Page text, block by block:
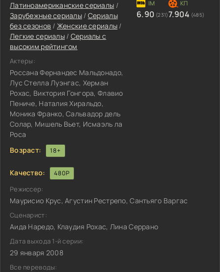
Латиноамериканские сериалы /
Зарубежные сериалы / Сериалы
без сезонов / Женские сериалы /
Легкие сериалы/ Сериалы с
высоким рейтингом
Актеры:
Россана Фернандес Мальдонадо,
Лус Стелла Луэнгас, Херман
Рохас, Виктория Гонгора, Флавио
Пениче, Наталия Хиральдо,
Моника Франко, Сальвадор дель
Солар, Мишель Вьет, Исмаэль ла
Роса
Возраст:
18+
6.90 (231)7.904 (485)
Качество: 480P
Режиссер:
Маурисио Крус, Агустин Рестрепо, Сантьяго Варгас
Сценарист:
Аида Наредо, Клаудия Рохас, Лина Серрано
Дата выхода 1-й серии:
29 января 2008
Все переводы: